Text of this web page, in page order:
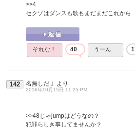
>>4
セクゾはダンスも歌もまだまだこれから
それな！ 40 うーん…
142 名無しだＪ より
2016年10月15日 11:25 PM
>>48じゃjumpはどうなの？
犯罪らしき事してませんか？